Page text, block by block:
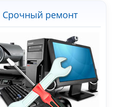
Срочный ремонт